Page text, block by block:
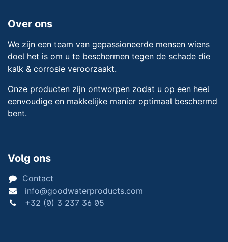
Over ons
We zijn een team van gepassioneerde mensen wiens
doel het is om u te beschermen tegen de schade die
kalk & corrosie veroorzaakt.
Onze producten zijn ontworpen zodat u op een heel
eenvoudige en makkelijke manier optimaal beschermd
bent.
Volg ons
Contact
info@goodwaterproducts.com
+32 (0) 3 237 36 05